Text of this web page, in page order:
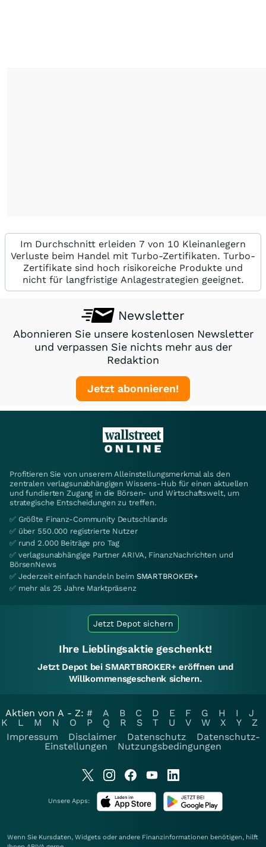
Im Durchschnitt erleiden 7 von 10 Kleinanlegern
Verluste beim Handel mit Turbo-Zertifikaten. Turbo-
Zertifikate sind hoch risikoreiche Produkte und
nicht für langfristige Anlagestrategien geeignet.
Newsletter
Abonnieren Sie unsere kostenlosen Newsletter
und verpassen Sie nichts mehr aus der
Redaktion
Jetzt abonnieren!
Profitieren Sie von unserem Alleinstellungsmerkmal als den
zentralen verlagsunabhängigen Wissens-Hub für einen aktuellen
und fundierten Zugang in die Börsen- und Wirtschaftswelt, um
strategische Entscheidungen zu treffen.
✅ Größte Finanz-Community Deutschlands
✅ über 550.000 registrierte Nutzer
✅ rund 2.000 Beiträge pro Tag
✅ verlagsunabhängige Partner ARIVA, FinanzNachrichten und
BörsenNews
✅ Jederzeit einfach handeln beim SMARTBROKER+
✅ mehr als 25 Jahre Marktpräsenz
Jetzt Depot sichern
Ihre Lieblingsaktie geschenkt!
Jetzt Depot bei SMARTBROKER+ eröffnen und
Willkommensgeschenk sichern.
Aktien von A - Z: # A B C D E F G H I
J
K
L M N O P Q R S T U V W X Y
Z
Impressum
Disclaimer Datenschutz
Datenschutz-
Einstellungen
Nutzungsbedingungen
Unsere Apps:
Wenn Sie Kursdaten, Widgets oder andere Finanzinformationen benötigen, hilft